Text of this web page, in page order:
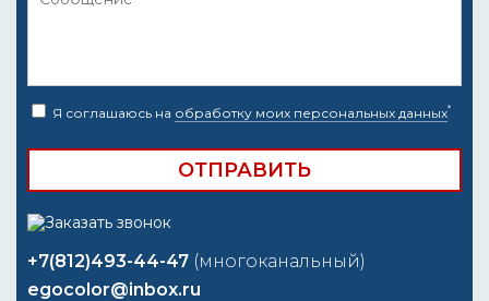
Я соглашаюсь на обработку моих персональных данных*
+7(812)493-44-47 (многоканальный)
egocolor@inbox.ru